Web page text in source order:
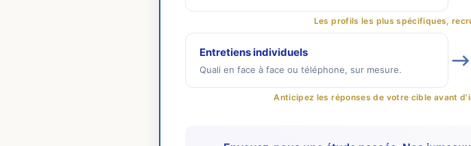
Les profils les plus spécifiques,
Entretiens individuels
Quali en face à face ou téléphone, sur mesure.
⟶
Anticipez les réponses de votre cible avant